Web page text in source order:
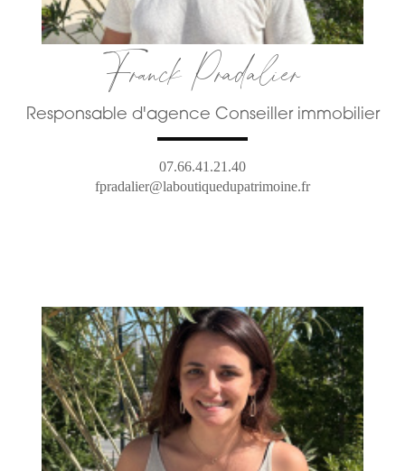
Franck Pradalier
Responsable d'agence Conseiller immobilier
07.66.41.21.40
fpradalier@laboutiquedupatrimoine.fr